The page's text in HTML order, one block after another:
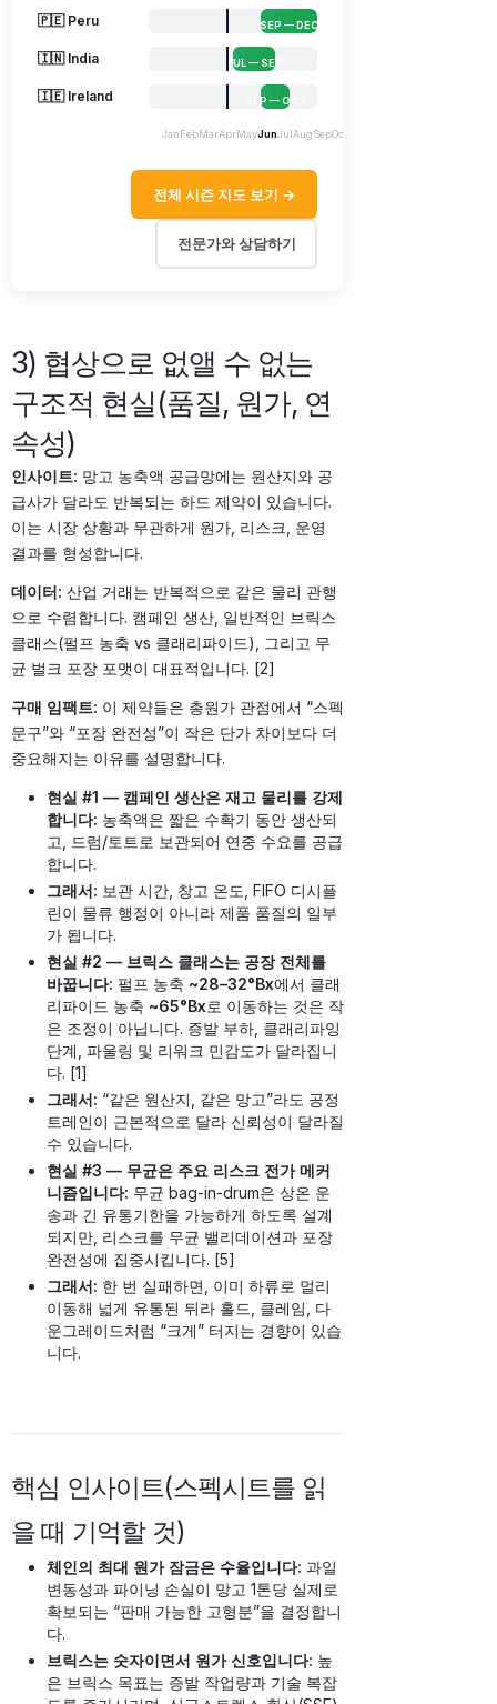
🇵🇪 Peru SEP — DEC
🇮🇳 India JUL — SEP
🇮🇪 Ireland SEP — OCT
JanFebMarAprMayJunJulAugSepOct
전체 시즌 지도 보기 →
전문가와 상담하기
3) 협상으로 없앨 수 없는
구조적 현실(품질, 원가, 연
속성)
인사이트: 망고 농축액 공급망에는 원산지와 공
급사가 달라도 반복되는 하드 제약이 있습니다.
이는 시장 상황과 무관하게 원가, 리스크, 운영
결과를 형성합니다.
데이터: 산업 거래는 반복적으로 같은 물리 관행
으로 수렴합니다. 캠페인 생산, 일반적인 브릭스
클래스(펄프 농축 vs 클래리파이드), 그리고 무
균 벌크 포장 포맷이 대표적입니다. [2]
구매 임팩트: 이 제약들은 총원가 관점에서 “스펙
문구”와 “포장 완전성”이 작은 단가 차이보다 더
중요해지는 이유를 설명합니다.
현실 #1 — 캠페인 생산은 재고 물리를 강제
합니다: 농축액은 짧은 수확기 동안 생산되
고, 드럼/토트로 보관되어 연중 수요를 공급
합니다.
그래서: 보관 시간, 창고 온도, FIFO 디시플
린이 물류 행정이 아니라 제품 품질의 일부
가 됩니다.
현실 #2 — 브릭스 클래스는 공장 전체를
바꿉니다: 펄프 농축 ~28–32°Bx에서 클래
리파이드 농축 ~65°Bx로 이동하는 것은 작
은 조정이 아닙니다. 증발 부하, 클래리파잉
단계, 파울링 및 리워크 민감도가 달라집니
다. [1]
그래서: “같은 원산지, 같은 망고”라도 공정
트레인이 근본적으로 달라 신뢰성이 달라질
수 있습니다.
현실 #3 — 무균은 주요 리스크 전가 메커
니즘입니다: 무균 bag-in-drum은 상온 운
송과 긴 유통기한을 가능하게 하도록 설계
되지만, 리스크를 무균 밸리데이션과 포장
완전성에 집중시킵니다. [5]
그래서: 한 번 실패하면, 이미 하류로 멀리
이동해 넓게 유통된 뒤라 홀드, 클레임, 다
운그레이드처럼 “크게” 터지는 경향이 있습
니다.
핵심 인사이트(스펙시트를 읽
을 때 기억할 것)
체인의 최대 원가 잠금은 수율입니다: 과일
변동성과 파이닝 손실이 망고 1톤당 실제로
확보되는 “판매 가능한 고형분”을 결정합니
다.
브릭스는 숫자이면서 원가 신호입니다: 높
은 브릭스 목표는 증발 작업량과 기술 복잡